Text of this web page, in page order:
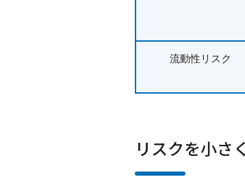
流動性リスク
リスクを小さ